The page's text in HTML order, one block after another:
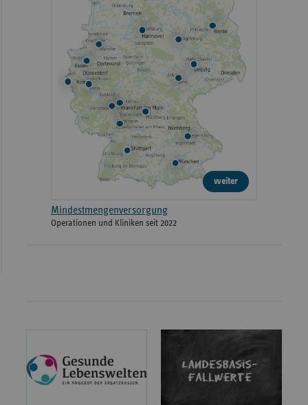
weiter
Mindestmengenversorgung
Operationen und Kliniken seit 2022